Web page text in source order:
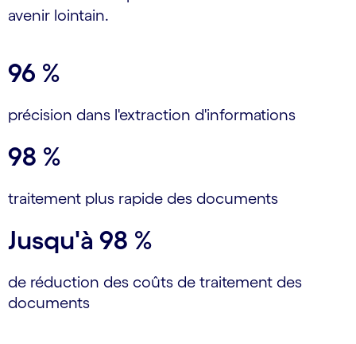
avenir lointain.
96 %
précision dans l'extraction d'informations
98 %
traitement plus rapide des documents
Jusqu'à 98 %
de réduction des coûts de traitement des
documents